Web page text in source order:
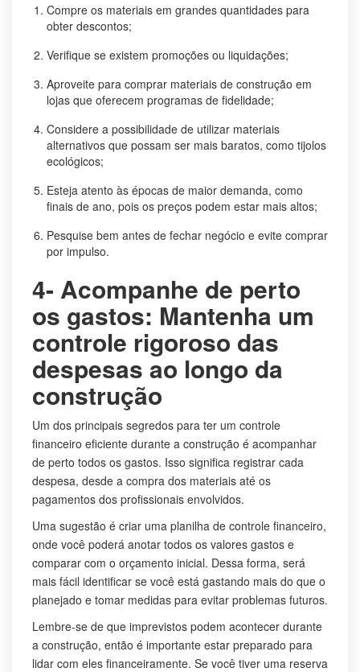
Compre os materiais em grandes quantidades para
obter descontos;
Verifique se existem promoções ou liquidações;
Aproveite para comprar materiais de construção em
lojas que oferecem programas de fidelidade;
Considere a possibilidade de utilizar materiais
alternativos que possam ser mais baratos, como tijolos
ecológicos;
Esteja atento às épocas de maior demanda, como
finais de ano, pois os preços podem estar mais altos;
Pesquise bem antes de fechar negócio e evite comprar
por impulso.
4- Acompanhe de perto
os gastos: Mantenha um
controle rigoroso das
despesas ao longo da
construção
Um dos principais segredos para ter um controle
financeiro eficiente durante a construção é acompanhar
de perto todos os gastos. Isso significa registrar cada
despesa, desde a compra dos materiais até os
pagamentos dos profissionais envolvidos.
Uma sugestão é criar uma planilha de controle financeiro,
onde você poderá anotar todos os valores gastos e
comparar com o orçamento inicial. Dessa forma, será
mais fácil identificar se você está gastando mais do que o
planejado e tomar medidas para evitar problemas futuros.
Lembre-se de que imprevistos podem acontecer durante
a construção, então é importante estar preparado para
lidar com eles financeiramente. Se você tiver uma reserva